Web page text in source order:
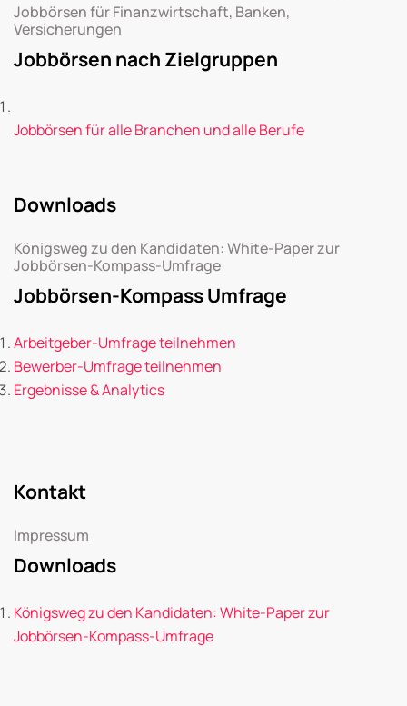
Jobbörsen für Finanzwirtschaft, Banken,
Versicherungen
Jobbörsen nach Zielgruppen
Jobbörsen für alle Branchen und alle Berufe
Downloads
Königsweg zu den Kandidaten: White-Paper zur
Jobbörsen-Kompass-Umfrage
Jobbörsen-Kompass Umfrage
Arbeitgeber-Umfrage teilnehmen
Bewerber-Umfrage teilnehmen
Ergebnisse & Analytics
Kontakt
Impressum
Downloads
Königsweg zu den Kandidaten: White-Paper zur
Jobbörsen-Kompass-Umfrage